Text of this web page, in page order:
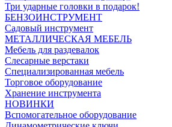
Три ударные головки в подарок!
БЕНЗОИНСТРУМЕНТ
Садовый инструмент
МЕТАЛЛИЧЕСКАЯ МЕБЕЛЬ
Мебель для раздевалок
Слесарные верстаки
Специализированная мебель
Торговое оборудование
Хранение инструмента
НОВИНКИ
Вспомогательное оборудование